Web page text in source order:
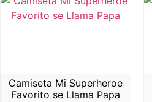
Camiseta Mi Superheroe
Favorito se Llama Papa